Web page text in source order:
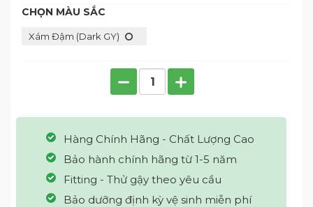
CHỌN MÀU SẮC
Xám Đậm (Dark GY)
Hàng Chính Hãng - Chất Lượng Cao
Bảo hành chính hãng từ 1-5 năm
Fitting - Thử gậy theo yêu cầu
Bảo dưỡng định kỳ vệ sinh miễn phí